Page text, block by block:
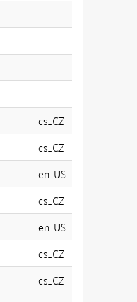
cs_CZ
cs_CZ
en_US
cs_CZ
en_US
cs_CZ
cs_CZ